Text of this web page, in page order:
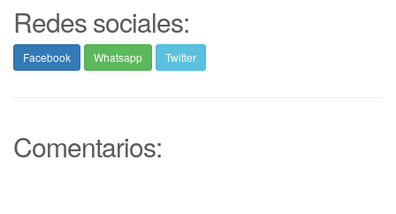
Redes sociales:
Facebook Whatsapp Twitter
Comentarios: